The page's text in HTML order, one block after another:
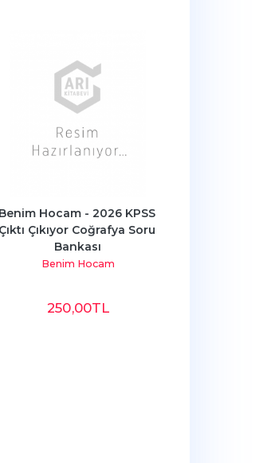
Benim Hocam - 2026 KPSS
Çıktı Çıkıyor Coğrafya Soru
Bankası
Benim Hocam
250,00TL